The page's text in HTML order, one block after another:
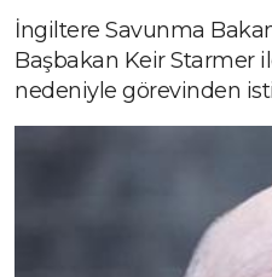
İngiltere Savunma
Başbakan Keir Starmer
nedeniyle görevinden